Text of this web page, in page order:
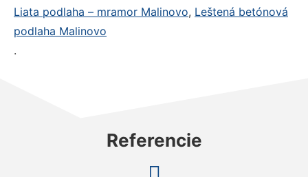
Liata podlaha – mramor Malinovo, Leštená betónová
podlaha Malinovo
.
Referencie